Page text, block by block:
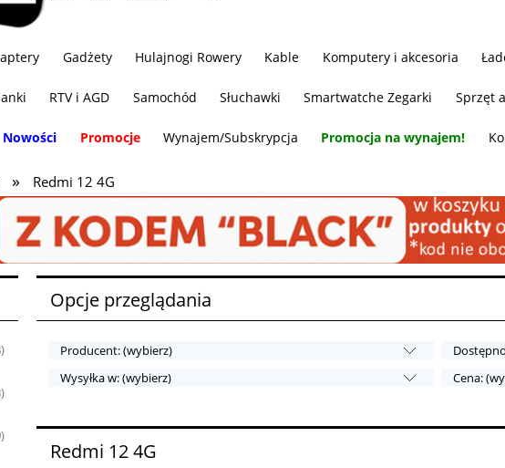
Gadżety Hulajnogi Rowery Kable Komputery i akcesoria
RTV i AGD Samochód Słuchawki Smartwatche Zegarki Sprzęt
Nowości Promocje Wynajem/Subskrypcja Promocja na wynajem!
» Redmi 12 4G
Opcje przeglądania
Producent: (wybierz)
Wysyłka w: (wybierz)
Cena:
Redmi 12 4G